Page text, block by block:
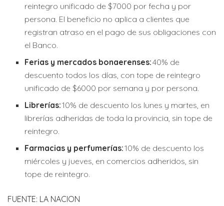
reintegro unificado de $7000 por fecha y por
persona. El beneficio no aplica a clientes que
registran atraso en el pago de sus obligaciones con
el Banco.
Ferias y mercados bonaerenses:40% de
descuento todos los días, con tope de reintegro
unificado de $6000 por semana y por persona.
Librerías:10% de descuento los lunes y martes, en
librerías adheridas de toda la provincia, sin tope de
reintegro.
Farmacias y perfumerías:10% de descuento los
miércoles y jueves, en comercios adheridos, sin
tope de reintegro.
FUENTE: LA NACION